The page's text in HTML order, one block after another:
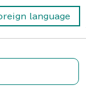
language